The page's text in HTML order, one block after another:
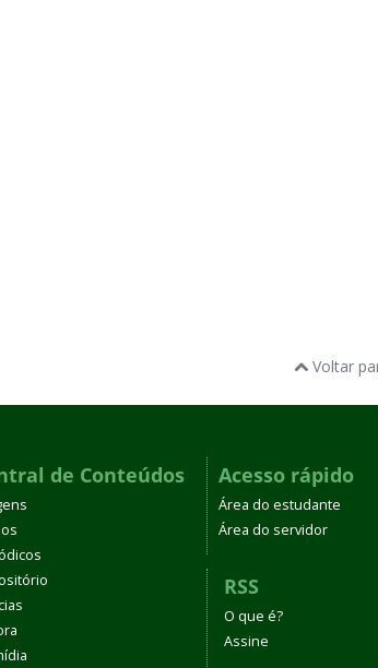
Voltar
de Conteúdos Acesso rápido
Área do estudante
Área do servidor
RSS
O que é?
Assine